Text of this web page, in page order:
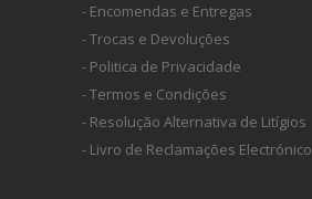
- Encomendas e Entregas
- Trocas e Devoluções
- Politica de Privacidade
- Termos e Condições
- Resolução Alternativa de Litígios
- Livro de Reclamações Electrónico